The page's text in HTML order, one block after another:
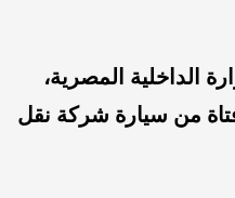
الداخلية المصرية،
من سيارة شركة نقل